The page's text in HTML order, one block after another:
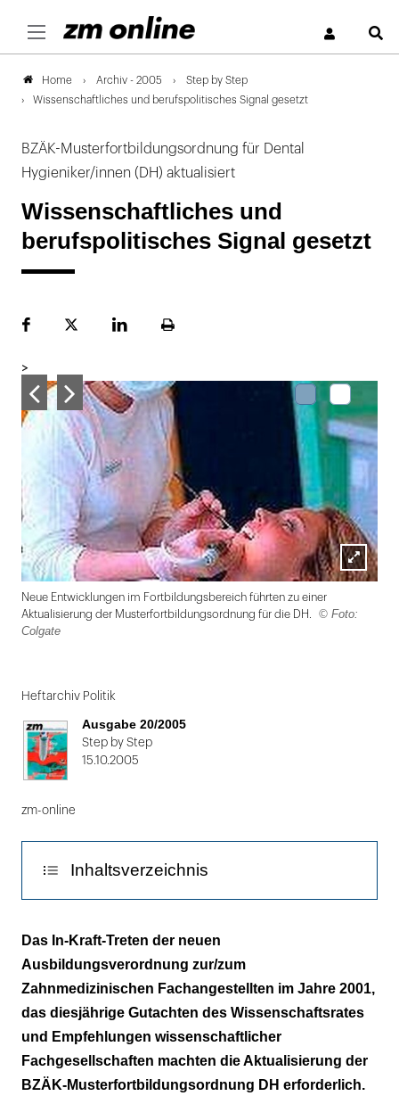
Home Archiv - 2005
Step by Step
Wissenschaftliches und berufspolitisches Signal gesetzt
BZÄK-Musterfortbildungsordnung für Dental
Hygieniker/innen (DH) aktualisiert
Wissenschaftliches und
berufspolitisches Signal gesetzt
FacebookPlattformLinekdInSeite
>
Lightbox
Neue Entwicklungen im Fortbildungsbereich führten zu einer
Aktualisierung der Musterfortbildungsordnung für die DH.
© Foto:
Colgate
1
von
2
Heftarchiv Politik
Ausgabe 20/2005
Step by Step
15.10.2005
zm-online
Inhaltsverzeichnis
Arbeitsgruppe engagiert sich
Fortschrittlicher Lösungsweg
Das In-Kraft-Treten der neuen
Ausbildungsverordnung zur/zum
Zahnmedizinischen Fachangestellten im Jahre 2001,
das diesjährige Gutachten des Wissenschaftsrates
und Empfehlungen wissenschaftlicher
Fachgesellschaften machten die Aktualisierung der
BZÄK-Musterfortbildungsordnung DH erforderlich.